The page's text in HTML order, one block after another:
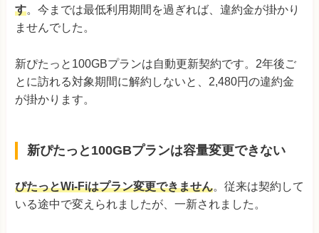
す。今までは最低利用期間を過ぎれば、違約金が掛かり
ませんでした。
新ぴたっと100GBプランは自動更新契約です。2年後ご
とに訪れる対象期間に解約しないと、2,480円の違約金
が掛かります。
新ぴたっと100GBプランは容量変更できない
ぴたっとWi-Fiはプラン変更できません。従来は契約して
いる途中で変えられましたが、一新されました。